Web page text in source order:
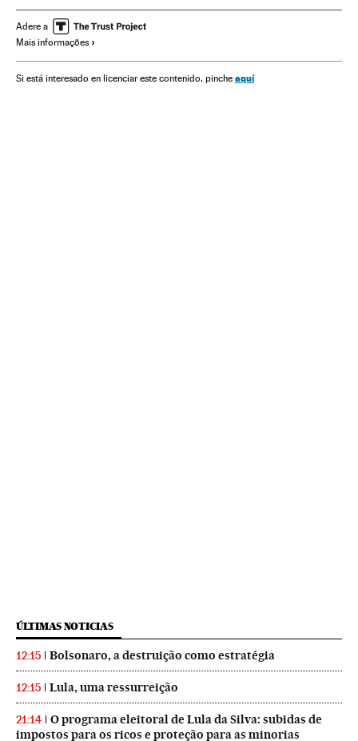
Maternidade Paternidade
Mamas & Papas
Adere a
Mais informações
Si está interesado en licenciar este contenido, pinche aquí
ÚLTIMAS NOTICIAS
12:15 Bolsonaro, a destruição como estratégia
12:15 Lula, uma ressurreição
21:14
O programa eleitoral de Lula da Silva: subidas de
impostos para os ricos e proteção para as minorias